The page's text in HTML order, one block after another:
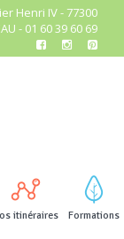
Henri IV - 77300
- 01 60 39 60 69
itinéraires Formations